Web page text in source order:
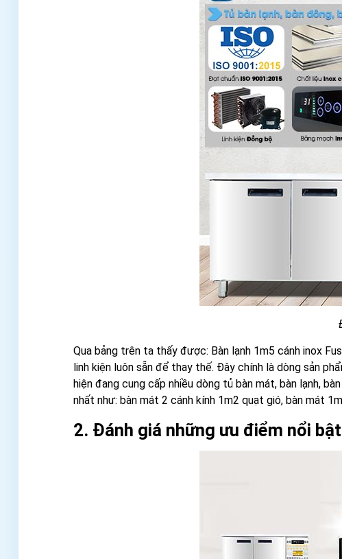
Qua bảng trên ta thấy được: Bàn lạnh 1m5 cánh inox
linh kiện luôn sẵn để thay thế. Đây chính là dòng sản
hiện đang cung cấp nhiều dòng tủ bàn mát, bàn lạnh,
nhất như: bàn mát 2 cánh kính 1m2 quạt gió, bàn mát
2. Đánh giá những ưu điểm nổi